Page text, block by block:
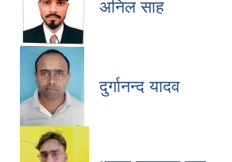
अनिल साह
दुर्गानन्द यादव